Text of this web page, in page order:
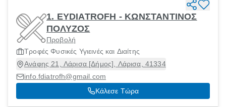
1. EYDIATROFH - ΚΩΝΣΤΑΝΤΙΝΟΣ
ΠΟΛΥΖΟΣ
Προβολή
Τροφές Φυσικές Υγιεινές και Διαίτης
Ανάφης 21, Λάρισα [Δήμος], Λάρισα, 41334
info.fdiatrofh@gmail.com
Κάλεσε Τώρα